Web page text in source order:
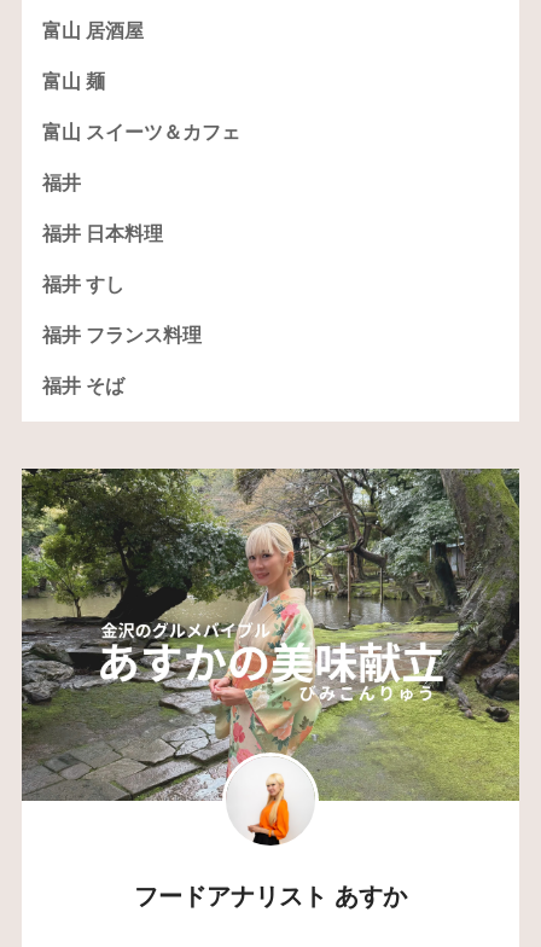
富山 居酒屋
富山 麺
富山 スイーツ＆カフェ
福井
福井 日本料理
福井 すし
福井 フランス料理
福井 そば
フードアナリスト あすか